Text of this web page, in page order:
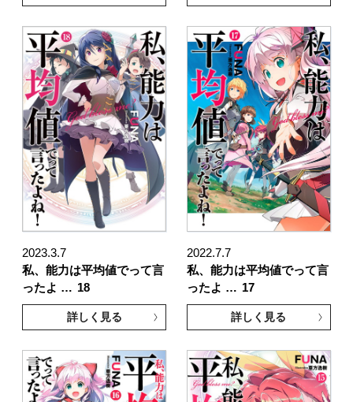
2023.3.7
私、能力は平均値でって言
ったよ … 18
詳しく見る
2022.7.7
私、能力は平均値でって言
ったよ … 17
詳しく見る